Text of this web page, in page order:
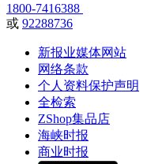
1800-7416388
或 92288736
新报业媒体网站
网络条款
个人资料保护声明
全检索
ZShop集品店
海峡时报
商业时报